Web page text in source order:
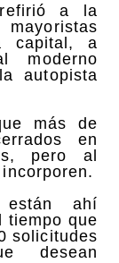
a la
capital, a
moderno
autopista
más de
en
pero al
ahí
tiempo que
solicitudes
desean